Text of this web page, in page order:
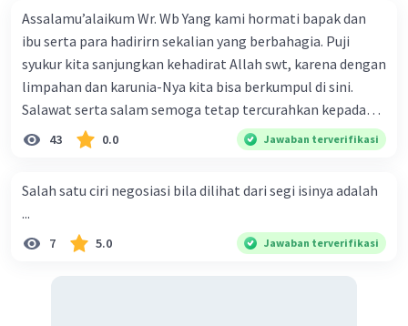
Assalamu’alaikum Wr. Wb Yang kami hormati bapak dan
ibu serta para hadirirn sekalian yang berbahagia. Puji
syukur kita sanjungkan kehadirat Allah swt, karena dengan
limpahan dan karunia-Nya kita bisa berkumpul di sini.
Salawat serta salam semoga tetap tercurahkan kepada
junjungan Nabi besar Muhammad saw, karena beliau
menyiarkan agama yang haq, yakni agama islam, agama
ke dalam umat-Nya yang diberkahi. Amin ya rabbal alamin.
Hadirin sekalian yang berbahagia! Dirasa amat penting
sekali jiwa sosial untuk diterapkan di lingkungan keluarga,
43 0.0 Jawaban terverifikasi
Salah satu ciri negosiasi bila dilihat dari segi isinya adalah
...
7 5.0 Jawaban terverifikasi